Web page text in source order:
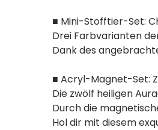
■ Mini-Stofftier-Set:
Drei Farbvarianten
Dank des
■ Acryl-Magnet-Set:
Die zwölf heiligen
Durch die
Hol dir mit diesem